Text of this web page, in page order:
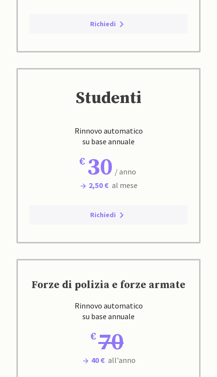
Richiedi
Studenti
Rinnovo automatico
su base annuale
30 / anno
2,50 € al mese
Richiedi
Forze di polizia e forze armate
Rinnovo automatico
su base annuale
70
40 € all'anno